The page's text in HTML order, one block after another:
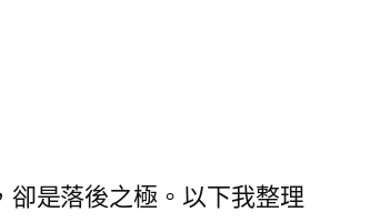
是落後之極。以下我整理